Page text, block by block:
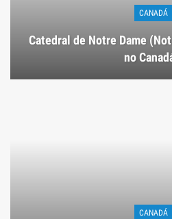
CANADÁ
Catedral de Notre Dame
no
CANADÁ